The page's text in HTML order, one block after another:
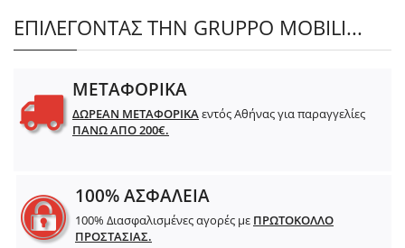
ΕΠΙΛΕΓΟΝΤΑΣ ΤΗΝ GRUPPO MOBILI...
ΜΕΤΑΦΟΡΙΚΑ
ΔΩΡΕΑΝ ΜΕΤΑΦΟΡΙΚΑεντός Αθήνας για παραγγελίες
ΠΑΝΩ ΑΠΟ 200€.
100% ΑΣΦΑΛΕΙΑ
100% Διασφαλισμένες αγορές με ΠΡΩΤΟΚΟΛΛΟ
ΠΡΟΣΤΑΣΙΑΣ.